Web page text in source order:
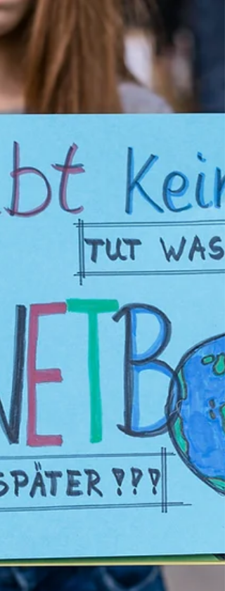
uluslararası eğitime önem
vermeli?
Bu yazı ilk olarak Eğitim Ajansı'nda
yayınlanmıştır. Yeni bir eğitim öğretim yılına
geri sayım başlamış, okullarda kayıt
yenileme...